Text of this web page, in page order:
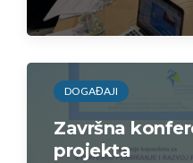
DOGAĐAJI
Završna
projekta